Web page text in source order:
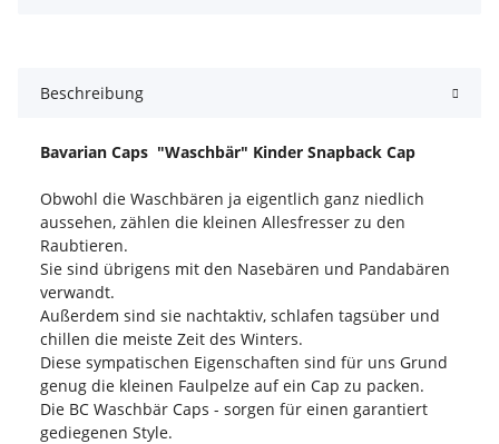
Beschreibung
Bavarian Caps "Waschbär" Kinder Snapback Cap
Obwohl die Waschbären ja eigentlich ganz niedlich
aussehen, zählen die kleinen Allesfresser zu den
Raubtieren.
Sie sind übrigens mit den Nasebären und Pandabären
verwandt.
Außerdem sind sie nachtaktiv, schlafen tagsüber und
chillen die meiste Zeit des Winters.
Diese sympatischen Eigenschaften sind für uns Grund
genug die kleinen Faulpelze auf ein Cap zu packen.
Die BC Waschbär Caps - sorgen für einen garantiert
gediegenen Style.